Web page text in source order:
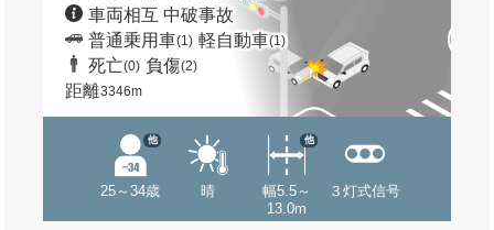
車両相互 中破事故
普通乗用車(1) 軽自動車(1)
死亡(0) 負傷(2)
距離3346m
25～34歳
他
晴
幅5.5～
13.0m
他
３灯式信号